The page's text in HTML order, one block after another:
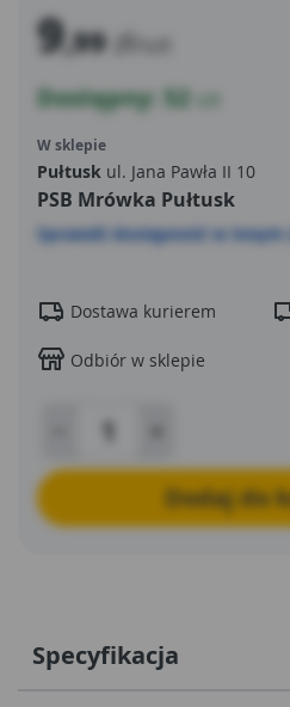
9,99 zł
Dostępny: 52
W sklepie
Pułtusk ul. Jana Pawła II 10
PSB Mrówka Pułtusk
Sprawdź dostępność w innym
Dostawa kurierem
Odbiór w sklepie
Dodaj do
Specyfikacja